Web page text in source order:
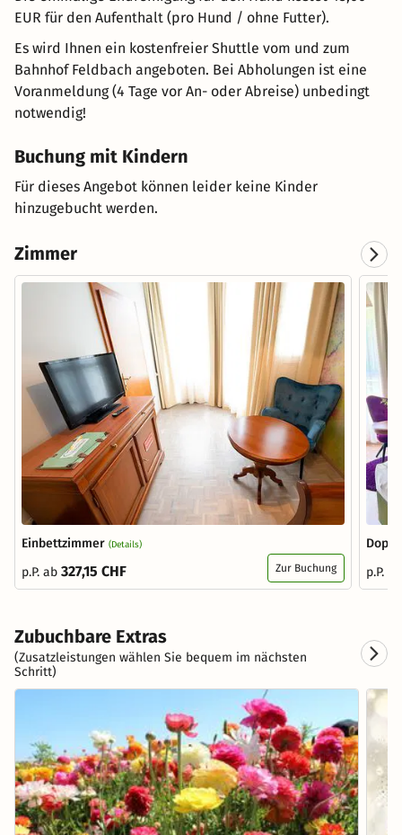
EUR für den Aufenthalt (pro Hund / ohne Futter).
Es wird Ihnen ein kostenfreier Shuttle vom und zum
Bahnhof Feldbach angeboten. Bei Abholungen ist eine
Voranmeldung (4 Tage vor An- oder Abreise) unbedingt
notwendig!
Buchung mit Kindern
Für dieses Angebot können leider keine Kinder
hinzugebucht werden.
Zimmer
Einbettzimmer (Details)
p.P. ab 327,15 CHF Zur Buchung
p.P.
Zubuchbare Extras
(Zusatzleistungen wählen Sie bequem im nächsten
Schritt)